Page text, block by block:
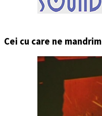
Cei cu care ne mandrim